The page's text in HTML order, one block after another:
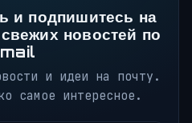
и подпишитесь на
новостей по
и идеи на почту.
самое интересное.